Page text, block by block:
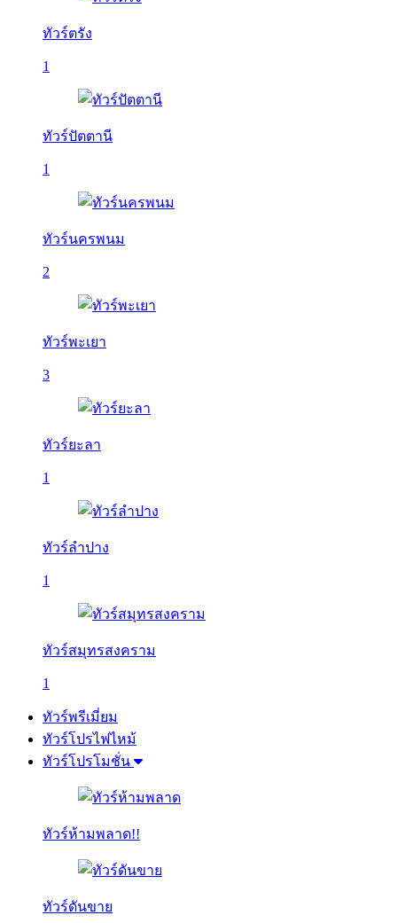
ทัวร์ตรัง
1
ทัวร์ปัตตานี
1
ทัวร์นครพนม
2
ทัวร์พะเยา
3
ทัวร์ยะลา
1
ทัวร์ลำปาง
1
ทัวร์สมุทรสงคราม
1
ทัวร์พรีเมี่ยม
ทัวร์โปรไฟไหม้
ทัวร์โปรโมชั่น
ทัวร์ห้ามพลาด!!
ทัวร์ดันขาย